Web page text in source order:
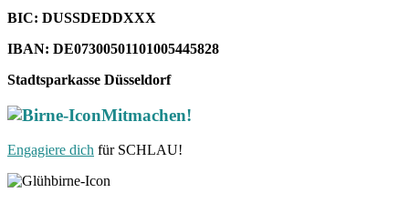
BIC: DUSSDEDDXXX
IBAN: DE07300501101005445828
Stadtsparkasse Düsseldorf
Mitmachen!
Engagiere dich für SCHLAU!